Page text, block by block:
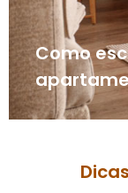
Como